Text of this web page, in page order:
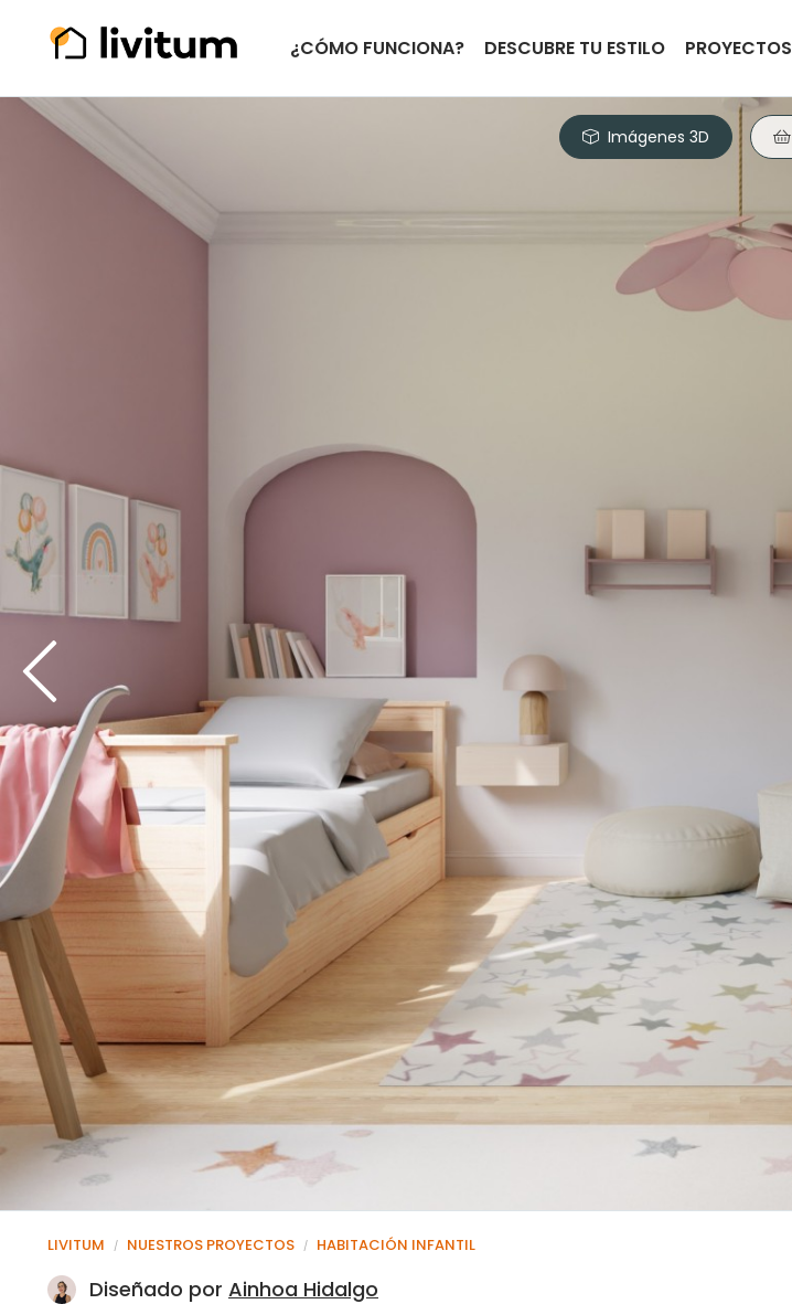
¿CÓMO FUNCIONA? DESCUBRE TU ESTILO PROYECTOS
Imágenes 3D
LIVITUM / NUESTROS PROYECTOS / HABITACIÓN INFANTIL
Diseñado por Ainhoa Hidalgo